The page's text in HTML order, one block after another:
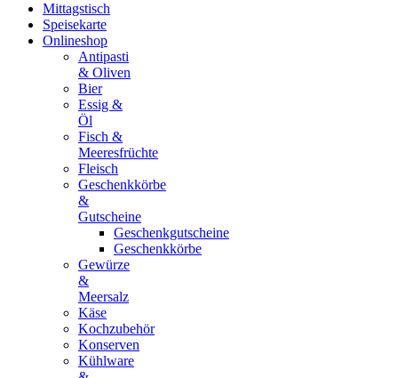
Mittagstisch
Speisekarte
Onlineshop
Antipasti
& Oliven
Bier
Essig &
Öl
Fisch &
Meeresfrüchte
Fleisch
Geschenkkörbe
&
Gutscheine
Geschenkgutscheine
Geschenkkörbe
Gewürze
&
Meersalz
Käse
Kochzubehör
Konserven
Kühlware